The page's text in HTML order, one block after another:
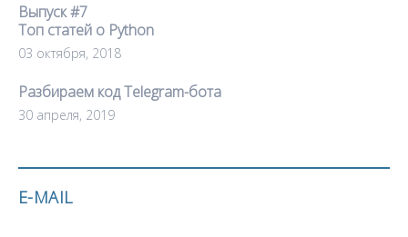
Выпуск #7
Топ статей о Python
03 октября, 2018
Разбираем код Telegram-бота
30 апреля, 2019
E-MAIL